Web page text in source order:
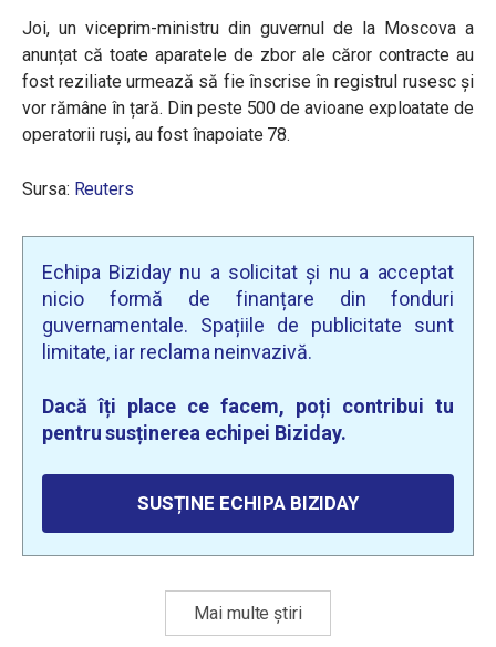
Joi, un viceprim-ministru din guvernul de la Moscova a
anunțat că toate aparatele de zbor ale căror contracte au
fost reziliate urmează să fie înscrise în registrul rusesc și
vor rămâne în țară. Din peste 500 de avioane exploatate de
operatorii ruși, au fost înapoiate 78.
Sursa: Reuters
Echipa Biziday nu a solicitat și nu a acceptat
nicio formă de finanțare din fonduri
guvernamentale. Spațiile de publicitate sunt
limitate, iar reclama neinvazivă.
Dacă îți place ce facem, poți contribui tu
pentru susținerea echipei Biziday.
SUSȚINE ECHIPA BIZIDAY
Mai multe știri